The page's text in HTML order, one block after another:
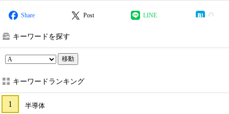
Share Post LINE
キーワードを探す
移動
キーワードランキング
半導体